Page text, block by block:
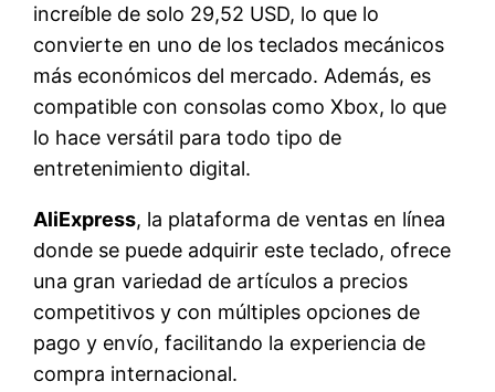
increíble de solo 29,52 USD, lo que lo
convierte en uno de los teclados mecánicos
más económicos del mercado. Además, es
compatible con consolas como Xbox, lo que
lo hace versátil para todo tipo de
entretenimiento digital.
AliExpress, la plataforma de ventas en línea
donde se puede adquirir este teclado, ofrece
una gran variedad de artículos a precios
competitivos y con múltiples opciones de
pago y envío, facilitando la experiencia de
compra internacional.